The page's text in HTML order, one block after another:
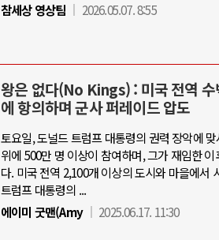
참세상 영상팀
2026.05.07. 8:55
왕은 없다(No Kings) : 미국 전역
에 항의하며 군사 퍼레이드 압도
토요일, 도널드 트럼프 대통령의 권력 장악에
위에 500만 명 이상이 참여하며, 그가 재임한
다. 미국 전역 2,100개 이상의 도시와 마을에서
트럼프 대통령의 ...
에이미 굿맨(Amy
2025.06.17. 11:30